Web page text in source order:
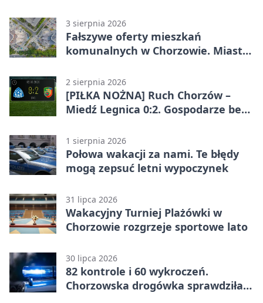
3 sierpnia 2026
Fałszywe oferty mieszkań
komunalnych w Chorzowie. Miasto
2 sierpnia 2026
[PIŁKA NOŻNA] Ruch Chorzów –
Miedź Legnica 0:2. Gospodarze bez
1 sierpnia 2026
Połowa wakacji za nami. Te błędy
mogą zepsuć letni wypoczynek
31 lipca 2026
Wakacyjny Turniej Plażówki w
Chorzowie rozgrzeje sportowe lato
30 lipca 2026
82 kontrole i 60 wykroczeń.
Chorzowska drogówka sprawdziła